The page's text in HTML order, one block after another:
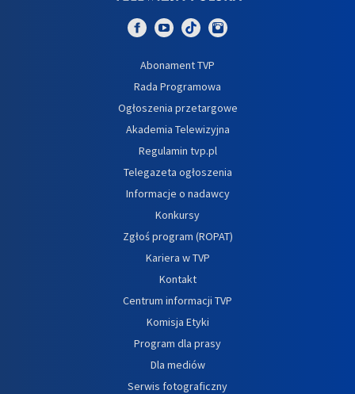
Abonament TVP
Rada Programowa
Ogłoszenia przetargowe
Akademia Telewizyjna
Regulamin tvp.pl
Telegazeta ogłoszenia
Informacje o nadawcy
Konkursy
Zgłoś program (ROPAT)
Kariera w TVP
Kontakt
Centrum informacji TVP
Komisja Etyki
Program dla prasy
Dla mediów
Serwis fotograficzny